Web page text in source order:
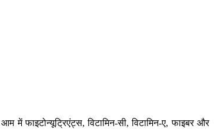
फाइटोन्यूट्रिएंट्स, विटामिन-सी, विटामिन-ए, फाइबर और